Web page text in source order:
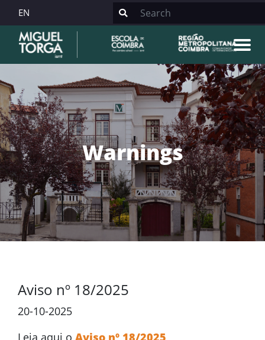
EN
Warnings
Aviso nº 18/2025
20-10-2025
Leia aqui o Aviso nº 18/2025